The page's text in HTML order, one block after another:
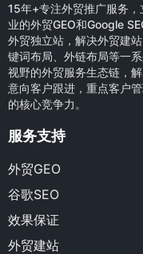
15年+专注外贸推广服务
业的外贸GEO和Google
外贸独立站，解决外贸建
键词布局、外链布局等一
视野的外贸服务生态链，
意向客户跟进，重点客户
的核心竞争力。
服务支持
外贸GEO
谷歌SEO
效果保证
外贸建站